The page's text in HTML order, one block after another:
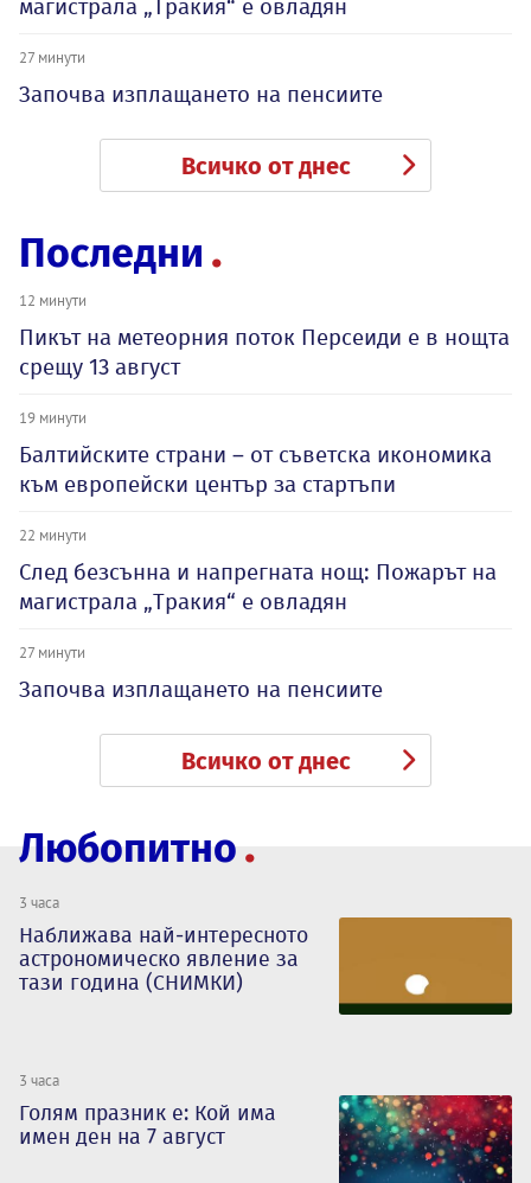
магистрала „Тракия“ е овладян
27 минути
Започва изплащането на пенсиите
Всичко от днес
Последни
12 минути
Пикът на метеорния поток Персеиди е в нощта
срещу 13 август
19 минути
Балтийските страни – от съветска икономика
към европейски център за стартъпи
22 минути
След безсънна и напрегната нощ: Пожарът на
магистрала „Тракия“ е овладян
27 минути
Започва изплащането на пенсиите
Всичко от днес
Любопитно
3 часа
Наближава най-интересното
астрономическо явление за
тази година (СНИМКИ)
3 часа
Голям празник е: Кой има
имен ден на 7 август